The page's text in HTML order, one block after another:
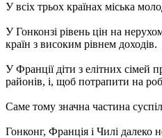
У всіх трьох країнах міська
У Гонконзі рівень цін на
країн з високим рівнем доходів.
У Франції діти з елітних сімей
районів, і, щоб потрапити на
Саме тому значна частина
Гонконг, Франція і Чилі далеко